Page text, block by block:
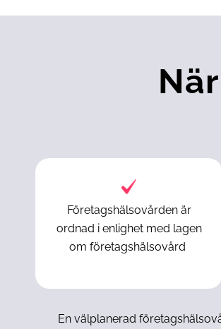
Företagshälsovården är
ordnad i enlighet med lagen
om företagshälsovård
En välplanerad